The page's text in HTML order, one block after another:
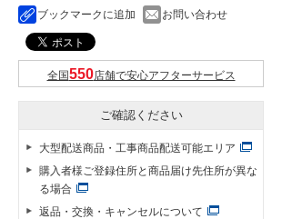
ブックマークに追加 お問い合わせ
全国 店舗で安心アフターサービス
ご確認ください
大型配送商品・工事商品配送可能エリア
購入者様ご登録住所と商品届け先住所が異な
る場合
返品・交換・キャンセルについて